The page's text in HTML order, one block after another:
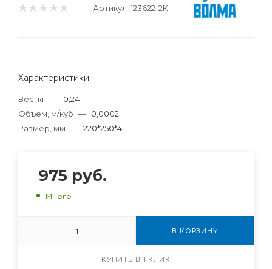
Артикул: 123622-2К
Характеристики
Вес, кг — 0,24
Объем, м/куб — 0,0002
Размер, мм — 220*250*4
975 руб.
Много
В КОРЗИНУ
КУПИТЬ В 1 КЛИК